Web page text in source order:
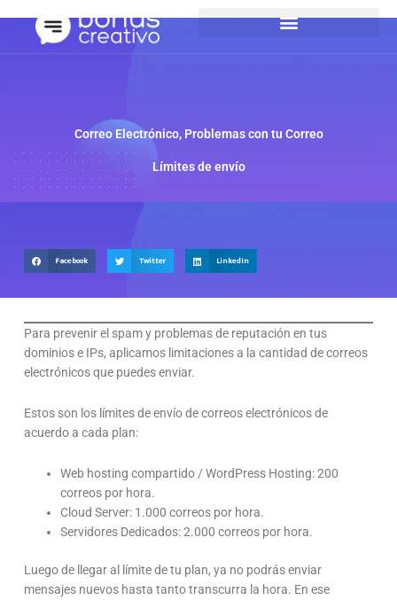
contenido
Correo Electrónico, Problemas con tu Correo
Límites de envío
Facebook Twitter LinkedIn
Para prevenir el spam y problemas de reputación en tus
dominios e IPs, aplicamos limitaciones a la cantidad de correos
electrónicos que puedes enviar.
Estos son los límites de envío de correos electrónicos de
acuerdo a cada plan:
Web hosting compartido / WordPress Hosting: 200
correos por hora.
Cloud Server: 1.000 correos por hora.
Servidores Dedicados: 2.000 correos por hora.
Luego de llegar al límite de tu plan, ya no podrás enviar
mensajes nuevos hasta tanto transcurra la hora. En ese